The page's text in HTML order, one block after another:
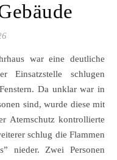
Einsatzstelle schlugen
Da unklar war in
sind, wurde diese mit
Atemschutz kontrollierte
schlug die Flammen
nieder. Zwei Personen